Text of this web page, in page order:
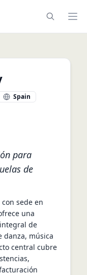
Spain
en/
para
de
sede en
una
de
danza, música
central cubre